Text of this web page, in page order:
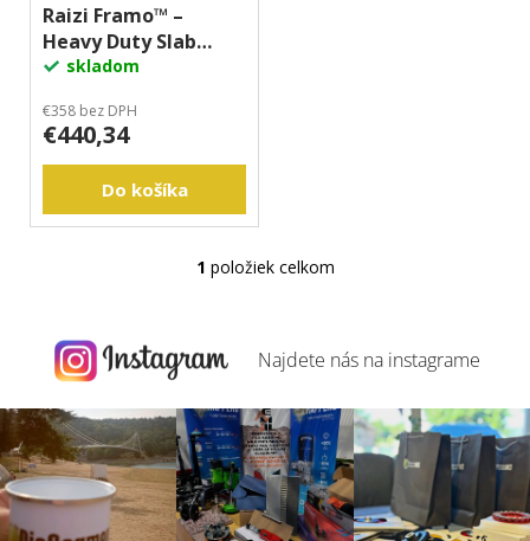
Raizi Framo™ –
Heavy Duty Slab
Support System
skladom
€358 bez DPH
€440,34
Do košíka
O
á
a
c
i
e
p
1 položiek celkom
m
Najdete nás na instagrame